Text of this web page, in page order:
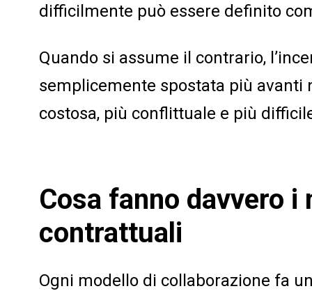
difficilmente può essere definito
Quando si assume il contrario,
semplicemente spostata più avanti
costosa, più conflittuale e più
Cosa fanno davvero i
contrattuali
Ogni modello di collaborazione fa